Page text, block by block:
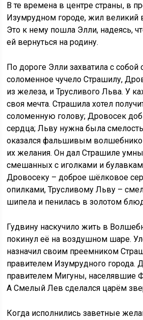
В те времена в центре страны, в
Изумрудном городе, жил великий
Это к нему пошла Элли, надеясь,
ей вернуться на родину.
По дороге Элли захватила с
соломенное чучело Страшилу,
из железа, и Трусливого Льва. У
своя мечта. Страшила хотел
соломенную голову; Дровосек
сердца; Льву нужна была
оказался фальшивым
их желания. Он дал Страшиле
смешанных с иголками и
Дровосеку – доброе шёлковое
опилками, Трусливому Льву –
шипела и пенилась в золотом
Гудвину наскучило жить в
покинул её на воздушном шаре.
назначил своим преемником
правителем Изумрудного города.
правителем Мигуны, населявшие
А Смелый Лев сделался царём
Когда исполнились заветные